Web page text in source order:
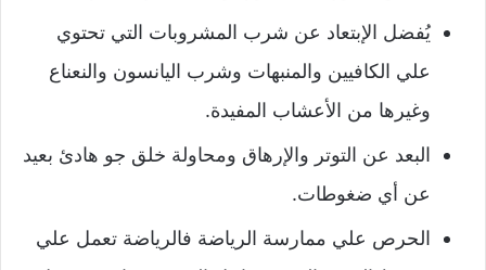
يُفضل الإبتعاد عن شرب المشروبات التي تحتوي
علي الكافيين والمنبهات وشرب اليانسون والنعناع
وغيرها من الأعشاب المفيدة.
البعد عن التوتر والإرهاق ومحاولة خلق جو هادئ بعيد
عن أي ضغوطات.
الحرص علي ممارسة الرياضة فالرياضة تعمل علي